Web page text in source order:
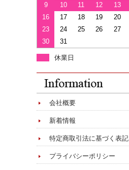
9
10 11 12 13
16
17 18 19 20
23
24 25 26 27
30
31
休業日
会社概要
新着情報
特定商取引法に基づく表記
プライバシーポリシー